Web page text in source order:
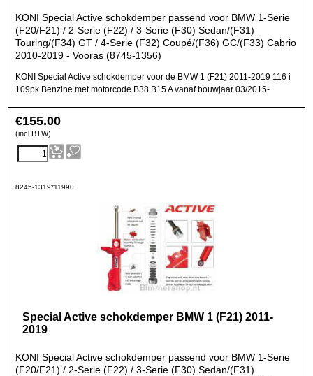
KONI Special Active schokdemper passend voor BMW 1-Serie
(F20/F21) / 2-Serie (F22) / 3-Serie (F30) Sedan/(F31)
Touring/(F34) GT / 4-Serie (F32) Coupé/(F36) GC/(F33) Cabrio
2010-2019 - Vooras (8745-1356)
KONI Special Active schokdemper voor de BMW 1 (F21) 2011-2019 116 i
109pk Benzine met motorcode B38 B15 A vanaf bouwjaar 03/2015-
€155.00
(incl BTW)
8245-1319*11990
Special Active schokdemper BMW 1 (F21) 2011-
2019
KONI Special Active schokdemper passend voor BMW 1-Serie
(F20/F21) / 2-Serie (F22) / 3-Serie (F30) Sedan/(F31)